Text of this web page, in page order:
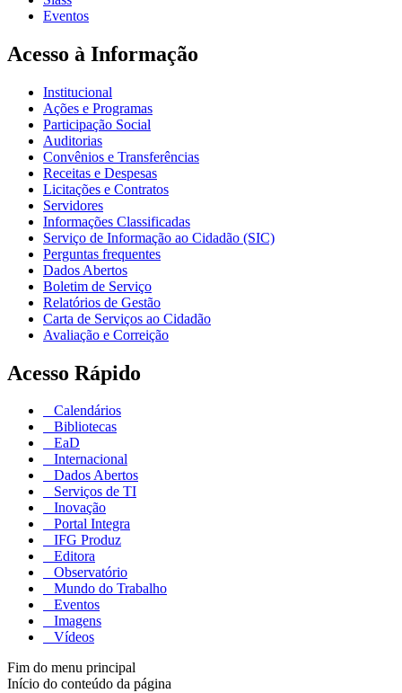
Eventos
Acesso à Informação
Institucional
Ações e Programas
Participação Social
Auditorias
Convênios e Transferências
Receitas e Despesas
Licitações e Contratos
Servidores
Informações Classificadas
Serviço de Informação ao Cidadão (SIC)
Perguntas frequentes
Dados Abertos
Boletim de Serviço
Relatórios de Gestão
Carta de Serviços ao Cidadão
Avaliação e Correição
Acesso Rápido
Calendários
Bibliotecas
EaD
Internacional
Dados Abertos
Serviços de TI
Inovação
Portal Integra
IFG Produz
Editora
Observatório
Mundo do Trabalho
Eventos
Imagens
Vídeos
Fim do menu principal
Início do conteúdo da página